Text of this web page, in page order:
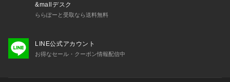
&mallデスク
ららぽーと受取なら送料無料
LINE公式アカウント
お得なセール・クーポン情報配信中